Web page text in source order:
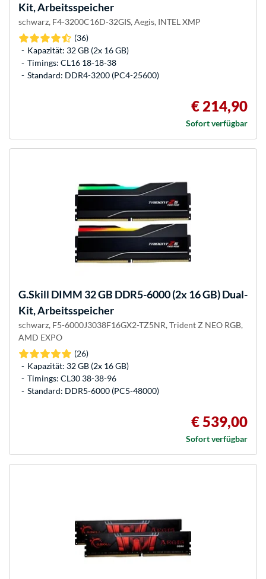
Kit, Arbeitsspeicher
schwarz, F4-3200C16D-32GIS, Aegis, INTEL XMP
(36)
Kapazität: 32 GB (2x 16 GB)
Timings: CL16 18-18-38
Standard: DDR4-3200 (PC4-25600)
€ 214,90
Sofort verfügbar
G.Skill DIMM 32 GB DDR5-6000 (2x 16 GB) Dual-
Kit, Arbeitsspeicher
schwarz, F5-6000J3038F16GX2-TZ5NR, Trident Z NEO RGB,
AMD EXPO
(26)
Kapazität: 32 GB (2x 16 GB)
Timings: CL30 38-38-96
Standard: DDR5-6000 (PC5-48000)
€ 539,00
Sofort verfügbar